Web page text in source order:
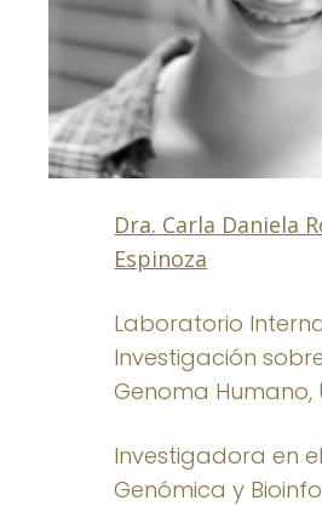
Dra. Carla Daniela
Espinoza
Laboratorio
Investigación
Genoma Humano,
Investigadora en
Genómica y